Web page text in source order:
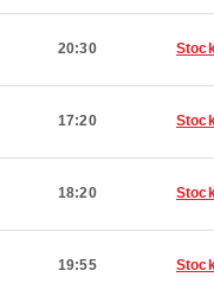
20:30
17:20
18:20
19:55